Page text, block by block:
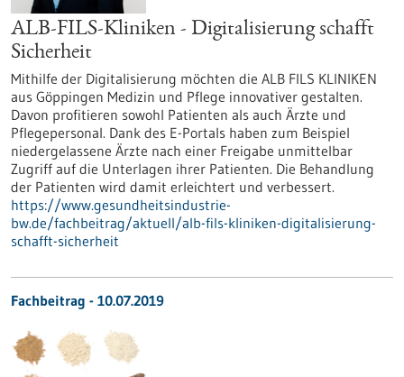
ALB-FILS-Kliniken - Digitalisierung schafft
Sicherheit
Mithilfe der Digitalisierung möchten die ALB FILS KLINIKEN
aus Göppingen Medizin und Pflege innovativer gestalten.
Davon profitieren sowohl Patienten als auch Ärzte und
Pflegepersonal. Dank des E-Portals haben zum Beispiel
niedergelassene Ärzte nach einer Freigabe unmittelbar
Zugriff auf die Unterlagen ihrer Patienten. Die Behandlung
der Patienten wird damit erleichtert und verbessert.
https://www.gesundheitsindustrie-
bw.de/fachbeitrag/aktuell/alb-fils-kliniken-digitalisierung-
schafft-sicherheit
Fachbeitrag - 10.07.2019